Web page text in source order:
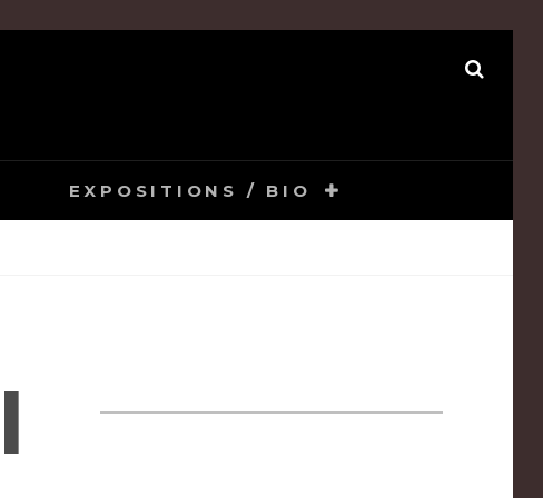
EXPOSITIONS / BIO